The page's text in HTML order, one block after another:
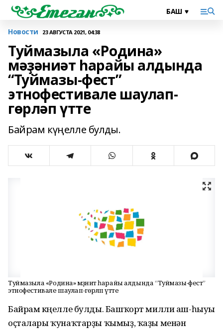
Новости 23 АВГУСТА 2021, 04:38
Туймазыла «Родина»
мәҙәниәт һарайы алдында
“Туймазы-фест”
этнофестивале шаулап-
гөрләп үтте
Байрам күңелле булды.
Туймазыла «Родина» мәҙәниәт һарайы алдында “Туймазы-фест”
этнофестивале шаулап-гөрләп үтте
Байрам күңелле булды. Башҡорт милли аш-һыуы
оҫталары ҡунаҡтарҙы ҡымыҙ, ҡаҙы менән